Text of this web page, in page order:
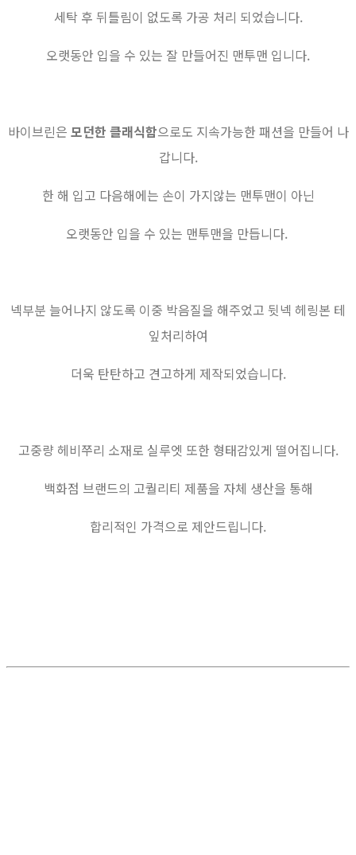
세탁 후 뒤틀림이 없도록 가공 처리 되었습니다.
오랫동안 입을 수 있는 잘 만들어진 맨투맨 입니다.
바이브린은 모던한 클래식함으로도 지속가능한 패션을 만들어 나
갑니다.
한 해 입고 다음해에는 손이 가지않는 맨투맨이 아닌
오랫동안 입을 수 있는 맨투맨을 만듭니다.
넥부분 늘어나지 않도록 이중 박음질을 해주었고 뒷넥 헤링본 테
잎처리하여
더욱 탄탄하고 견고하게 제작되었습니다.
고중량 헤비쭈리 소재로 실루엣 또한 형태감있게 떨어집니다.
백화점 브랜드의 고퀄리티 제품을 자체 생산을 통해
합리적인 가격으로 제안드립니다.